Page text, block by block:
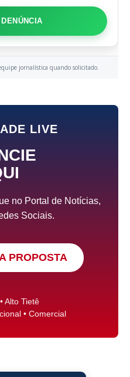
jornalística quando solicitado.
LIVE
no Portal de Notícias,
Sociais.
PROPOSTA
Alto Tietê
• Comercial